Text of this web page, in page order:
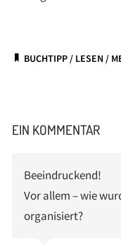
BUCHTIPP/ LESEN /
EIN KOMMENTAR
Beeindruckend!
Vor allem – wie
organisiert?